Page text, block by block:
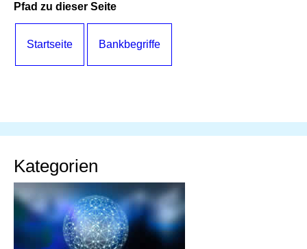
Pfad zu dieser Seite
Startseite Bankbegriffe
Kategorien